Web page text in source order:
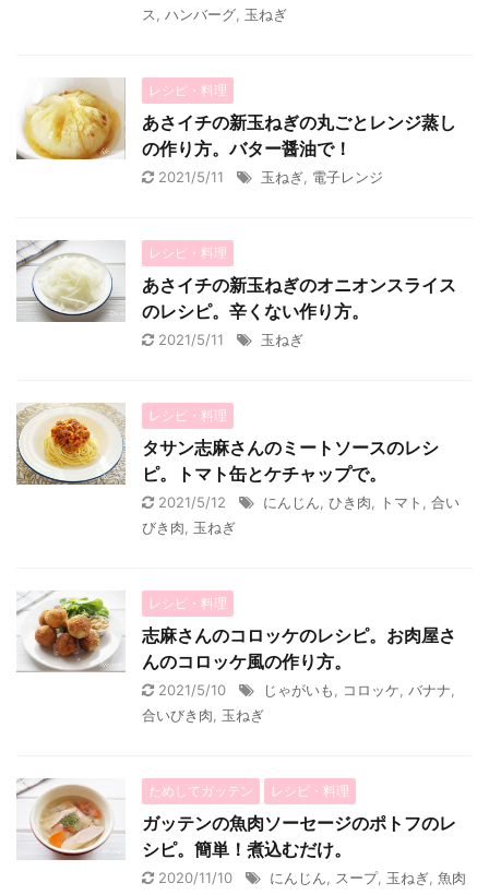
ス
ハンバーグ 玉ねぎ
レシピ・料理
あさイチの新玉ねぎの丸ごとレンジ蒸し
の作り方。バター醤油で！
2021/5/11 玉ねぎ 電子レンジ
レシピ・料理
あさイチの新玉ねぎのオニオンスライス
のレシピ。辛くない作り方。
2021/5/11 玉ねぎ
レシピ・料理
タサン志麻さんのミートソースのレシ
ピ。トマト缶とケチャップで。
2021/5/12 にんじん ひき肉 トマト
合い
びき肉
玉ねぎ
レシピ・料理
志麻さんのコロッケのレシピ。お肉屋さ
んのコロッケ風の作り方。
2021/5/10 じゃがいも コロッケ バナナ
合いびき肉
玉ねぎ
ためしてガッテン レシピ・料理
ガッテンの魚肉ソーセージのポトフのレ
シピ。簡単！煮込むだけ。
2020/11/10 にんじん スープ, 玉ねぎ 魚肉